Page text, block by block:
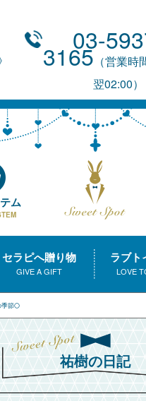
03-
3165 （営業
翌02:00）
ム
セラピへ贈り物
GIVE A GIFT
ラブト
LOVE
節🌕️
祐樹の日記